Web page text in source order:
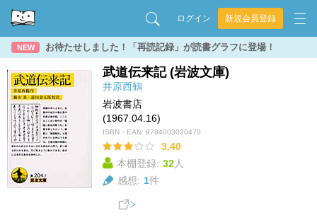
ログイン 新規会員登録
NEW お待たせしました！「再読記録」が読書グラフに登場！
武道伝来記 (岩波文庫)
井原西鶴
岩波書店
(1967.04.16)
ISBN・EAN: 9784003020470
3.40
本棚登録: 32人
感想: 1件